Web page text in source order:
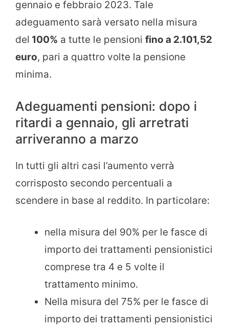
gennaio e febbraio 2023. Tale
adeguamento sarà versato nella misura
del 100% a tutte le pensioni fino a 2.101,52
euro, pari a quattro volte la pensione
minima.
Adeguamenti pensioni: dopo i
ritardi a gennaio, gli arretrati
arriveranno a marzo
In tutti gli altri casi l’aumento verrà
corrisposto secondo percentuali a
scendere in base al reddito. In particolare:
nella misura del 90% per le fasce di
importo dei trattamenti pensionistici
comprese tra 4 e 5 volte il
trattamento minimo.
Nella misura del 75% per le fasce di
importo dei trattamenti pensionistici